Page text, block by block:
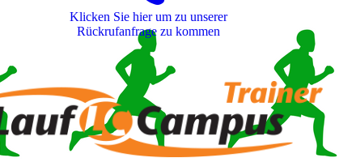
Klicken Sie hier um zu unserer
Rückrufanfrage zu kommen